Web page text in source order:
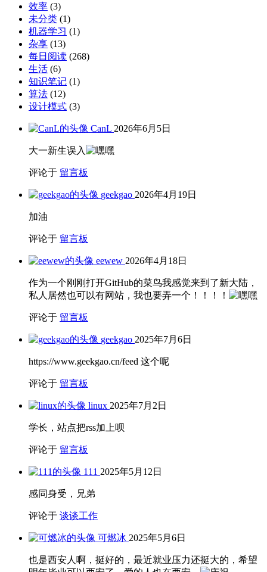
效率 (3)
未分类 (1)
机器学习 (1)
杂享 (13)
每日阅读 (268)
生活 (6)
知识笔记 (1)
算法 (12)
设计模式 (3)
CanL 2026年6月5日
大一新生误入
评论于 留言板
geekgao 2026年4月19日
加油
评论于 留言板
eewew 2026年4月18日
作为一个刚刚打开GitHub的菜鸟我感觉来到了新大陆，
私人居然也可以有网站，我也要弄一个！！！！
评论于 留言板
geekgao 2025年7月6日
https://www.geekgao.cn/feed 这个呢
评论于 留言板
linux 2025年7月2日
学长，站点把rss加上呗
评论于 留言板
111 2025年5月12日
感同身受，兄弟
评论于 谈谈工作
可燃冰 2025年5月6日
也是西安人啊，挺好的，最近就业压力还挺大的，希望